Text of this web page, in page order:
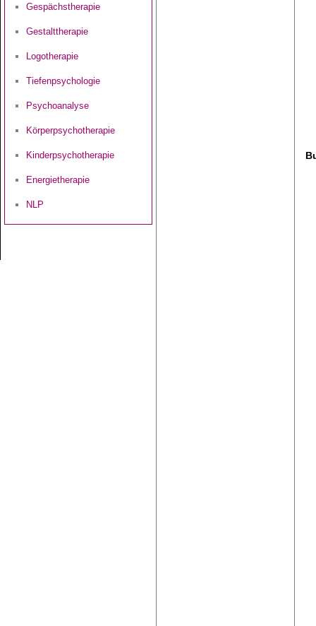
Gespächstherapie
Gestalttherapie
Logotherapie
Tiefenpsychologie
Psychoanalyse
Körperpsychotherapie
Kinderpsychotherapie
Energietherapie
NLP